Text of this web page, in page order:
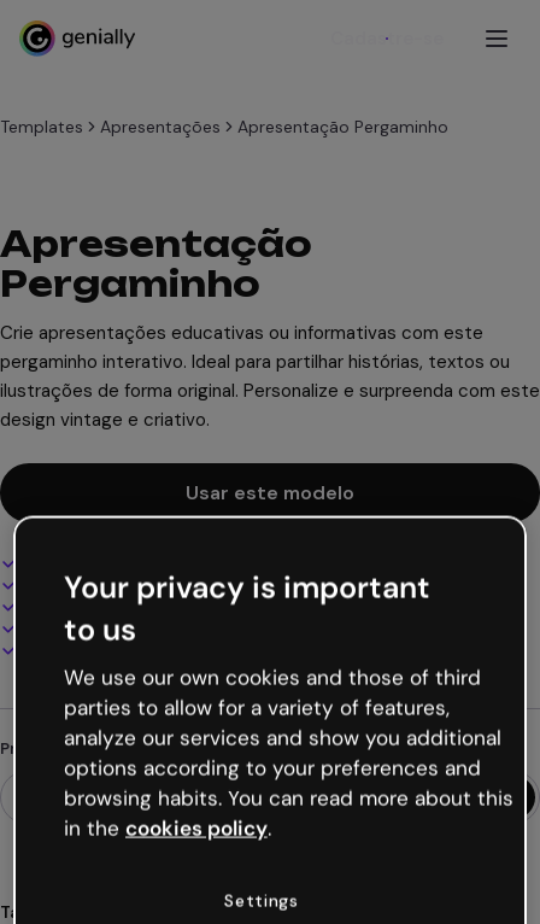
Cadastre-se
Templates Apresentações Apresentação Pergaminho
Apresentação
Pergaminho
Crie apresentações educativas ou informativas com este
pergaminho interativo. Ideal para partilhar histórias, textos ou
ilustrações de forma original. Personalize e surpreenda com este
design vintage e criativo.
Usar este modelo
100% personalizável
Adicione áudio, vídeo e multimídia
Apresente, compartilhe ou publique online
Baixe em PDF, MP4 e outros formatos
Procurando algo diferente?
Tags
Your privacy is important
to us
We use our own cookies and those of third
parties to allow for a variety of features,
analyze our services and show you additional
options according to your preferences and
browsing habits. You can read more about this
in the cookies policy.
Settings